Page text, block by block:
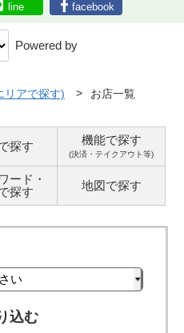
line facebook
Powered by
リアで探す) お店一覧
探す 機能で探す
(決済・テイクアウト等)
ード・
探す 地図で探す
込む